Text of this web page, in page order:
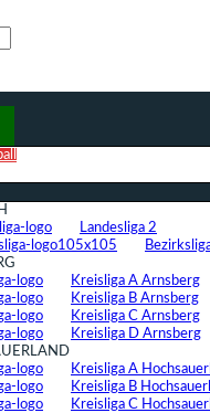
Landesliga 2
Kreisliga A Arnsberg
Kreisliga B Arnsberg
Kreisliga C Arnsberg
Kreisliga D Arnsberg
Kreisliga A
Kreisliga B
Kreisliga C